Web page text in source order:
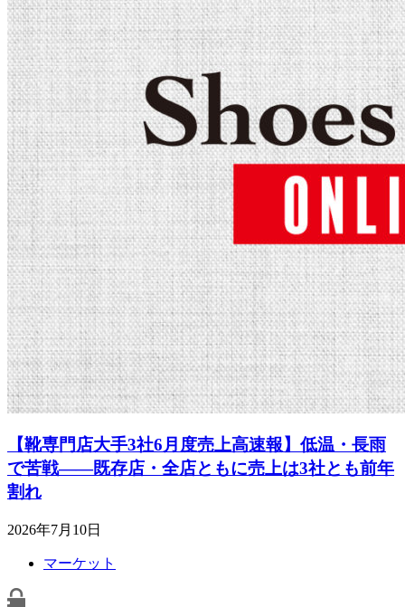
【靴専門店大手3社6月度売上高速報】低温・長雨
で苦戦――既存店・全店ともに売上は3社とも前年
割れ
2026年7月10日
マーケット